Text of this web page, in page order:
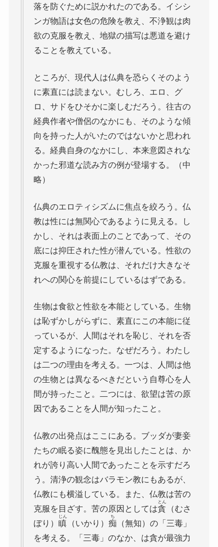
『レ・ミゼラブル』をもっと楽しむために
ブログ筆者イチオシの作家エミール・ゾラ
イギリス・ドイツ文学と歴史・文化
名作の宝庫・シェイクスピア
蜷川幸雄と現代演劇
イギリスの文豪ディケンズ
哲学者ショーペンハウアーに学ぶ
カフカの街プラハとチェコ文学
ローマ帝国の興亡とバチカン、ローマカトリック
イタリアルネサンスと知の革命
光の画家フェルメールと科学革命
奇跡の音楽家メンデルスゾーンの驚異の人生
クラシック・西洋美術から見るヨーロッパ
その他おすすめ本
世界一周記
タンザニア・トルコ編
イスラエル編
落を防ぐために説かれたのである。イシシ
ンガ物語は女色の危険を教え、不浄観は肉
欲の克服を教え、地獄の描写は悪道を避け
ることを教えている。
ところが、現代人は仏典を恐らくそのよう
に素直には読まない。むしろ、エロ、グ
ロ、サドをひそかに楽しむだろう。往古の
経典作者や僧侶のなかにも、そのような傾
向を持った人がいたのではないかと思われ
る。経典自身のなかにし、本来意図されな
かった邪道な読み方の例が登場する。（中
略）
仏典のエロティシズムに焦点を絞ろう。仏
教は性には無関心であるように見える。し
かし、それは表面上のことであって、その
底には抑圧された性が潜んでいる。性欲の
克服を重視する仏教は、それだけ大きなそ
れへの関心を前提にしているはずである。
生物は食欲と性欲を本能としている。生物
は恥ずかしがらずに、素直にこの本能に従
っているが、人間はそれを恥じ、それを否
定するようになった。なぜだろう。わたし
は二つの理由を考える。一つは、人間は他
の生物とは異なるべきだという自尊心を人
間が持ったこと。二つには、欲望は苦の原
因であることを人間が知ったこと。
仏教の出発点はここにある。ブッダが妻妾
たちの眠る姿に醜態を見出したことは、か
れが誇り高い人間であったことを示すだろ
う。清浄の観念はバラモン教にもあるが、
仏教にも横溢している。また、仏教は苦の
克服を目ざす。苦の原因としては貪
とん
（むさ
ぼり） 瞋
じん
（いかり） 痴
ち
（無知）の「三毒」
を考える。「三毒」のなか、は貪が最強力